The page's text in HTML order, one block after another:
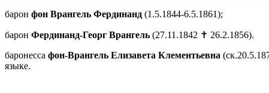
барон фон Врангель Фердинанд (1.5.1844-6.5.1861);
барон Фердинанд-Георг Врангель (27.11.1842 ✝ 26.2.1856).
баронесса фон-Врангель Елизавета Клементьевна
языке.